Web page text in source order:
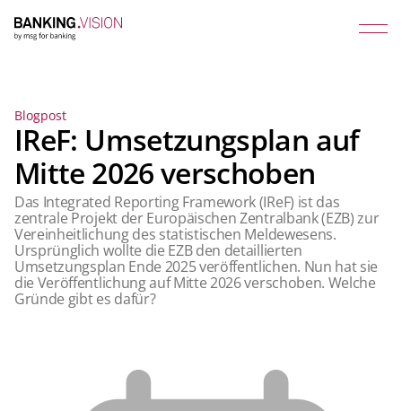
Blogpost
IReF: Umsetzungsplan auf
Mitte 2026 verschoben
Das Integrated Reporting Framework (IReF) ist das
zentrale Projekt der Europäischen Zentralbank (EZB) zur
Vereinheitlichung des statistischen Meldewesens.
Ursprünglich wollte die EZB den detaillierten
Umsetzungsplan Ende 2025 veröffentlichen. Nun hat sie
die Veröffentlichung auf Mitte 2026 verschoben. Welche
Gründe gibt es dafür?